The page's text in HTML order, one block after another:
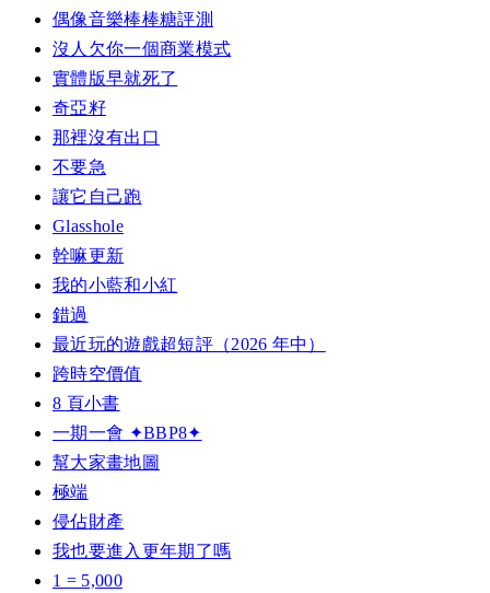
偶像音樂棒棒糖評測
沒人欠你一個商業模式
實體版早就死了
奇亞籽
那裡沒有出口
不要急
讓它自己跑
Glasshole
幹嘛更新
我的小藍和小紅
錯過
最近玩的遊戲超短評（2026 年中）
跨時空價值
8 頁小書
一期一會 ✦BBP8✦
幫大家畫地圖
極端
侵佔財產
我也要進入更年期了嗎
1 = 5,000